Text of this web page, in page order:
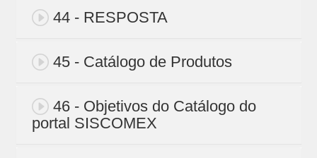
44 - RESPOSTA
45 - Catálogo de Produtos
46 - Objetivos do Catálogo do
portal SISCOMEX